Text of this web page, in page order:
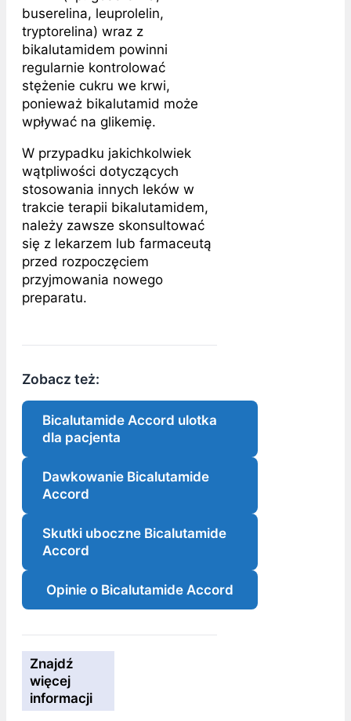
buserelina, leuprolelin,
tryptorelina) wraz z
bikalutamidem powinni
regularnie kontrolować
stężenie cukru we krwi,
ponieważ bikalutamid może
wpływać na glikemię.
W przypadku jakichkolwiek
wątpliwości dotyczących
stosowania innych leków w
trakcie terapii bikalutamidem,
należy zawsze skonsultować
się z lekarzem lub farmaceutą
przed rozpoczęciem
przyjmowania nowego
preparatu.
Zobacz też:
Bicalutamide Accord ulotka
dla pacjenta
Dawkowanie Bicalutamide
Accord
Skutki uboczne Bicalutamide
Accord
Opinie o Bicalutamide Accord
Znajdź
więcej
informacji